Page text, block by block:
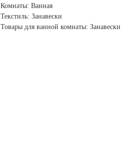
Комнаты: Ванная
Текстиль: Занавески
Товары для ванной комнаты: Занавески